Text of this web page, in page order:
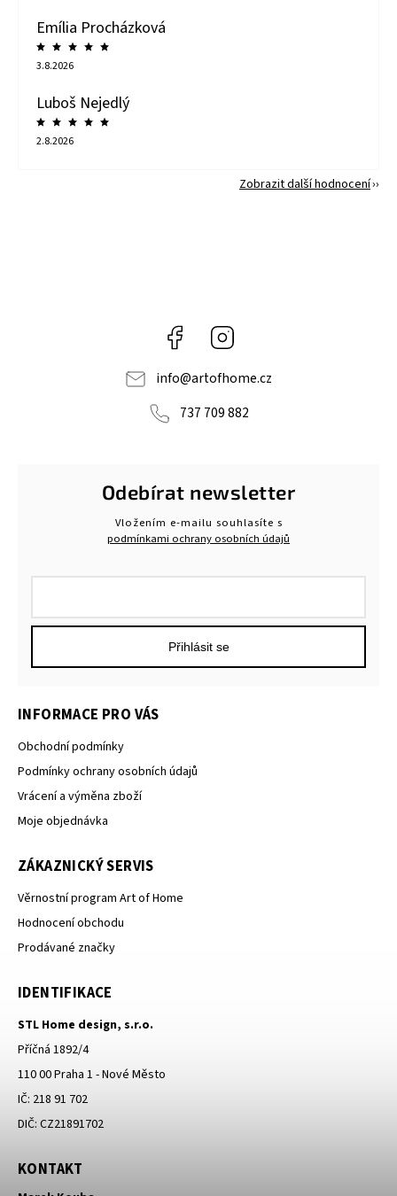
Emília Procházková
3.8.2026
Luboš Nejedlý
2.8.2026
Zobrazit další hodnocení
Facebook
info@artofhome.cz
737 709 882
Odebírat newsletter
Vložením e-mailu souhlasíte s
podmínkami ochrany osobních údajů
Přihlásit se
INFORMACE PRO VÁS
Obchodní podmínky
Podmínky ochrany osobních údajů
Vrácení a výměna zboží
Moje objednávka
ZÁKAZNICKÝ SERVIS
Věrnostní program Art of Home
Hodnocení obchodu
Prodávané značky
IDENTIFIKACE
STL Home design, s.r.o.
Příčná 1892/4
110 00 Praha 1 - Nové Město
IČ: 218 91 702
DIČ: CZ21891702
KONTAKT